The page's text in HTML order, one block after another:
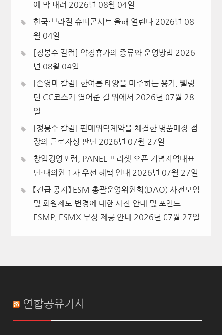
에 막 내려 2026년 08월 04일
한국·브라질 슈퍼콘서트 올해 열린다 2026년 08
월 04일
[정봉수 칼럼] 약정휴가의 종류와 운영방법 2026
년 08월 04일
[손영미 칼럼] 한여름 태양을 마주하는 용기, 웰링
턴 CC코스가 열어준 길 위에서 2026년 07월 28
일
[정봉수 칼럼] 판매위탁계약을 체결한 명품매장 점
장의 근로자성 판단 2026년 07월 27일
창업경영포럼, PANEL 프리셋 오픈 기념지역대표
단·대의원 1차 우선 혜택 안내 2026년 07월 27일
【긴급 공지】 ESM 총괄운영위원회(DAO) 사전모임
및 회원제도 변경에 대한 사전 안내 및 포인트
ESMP, ESMX 무상 제공 안내 2026년 07월 27일
연합공유기사